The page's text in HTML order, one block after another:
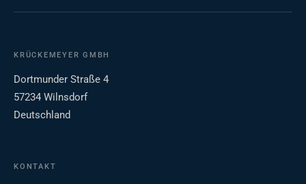
KRÜCKEMEYER GMBH
Dortmunder Straße 4
57234 Wilnsdorf
Deutschland
KONTAKT